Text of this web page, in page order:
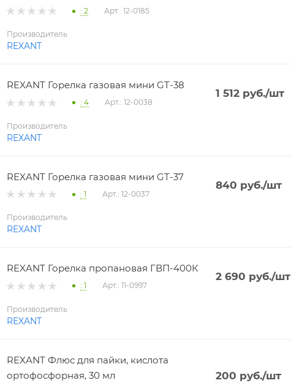
: 2 Арт.: 12-0185
Производитель
REXANT
REXANT Горелка газовая мини GT-38
: 4 Арт.: 12-0038
1 512руб./шт
Производитель
REXANT
REXANT Горелка газовая мини GT-37
: 1 Арт.: 12-0037
840 руб./шт
Производитель
REXANT
REXANT Горелка пропановая ГВП-400К
: 1 Арт.: 11-0997
2 690 руб./шт
Производитель
REXANT
REXANT Флюс для пайки, кислота
ортофосфорная, 30 мл
200 руб./шт